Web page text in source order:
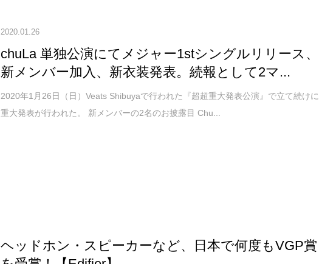
2020.01.26
chuLa 単独公演にてメジャー1stシングルリリース、
新メンバー加入、新衣装発表。続報として2マ...
2020年1月26日（日）Veats Shibuyaで行われた『超超重大発表公演』で立て続けに
重大発表が行われた。 新メンバーの2名のお披露目 Chu...
ヘッドホン・スピーカーなど、日本で何度もVGP賞